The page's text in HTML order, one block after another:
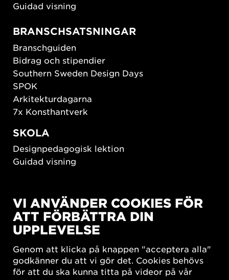
Guidad visning
BRANSCHSATSNINGAR
Branschguiden
Bidrag och stipendier
Southern Sweden Design Days
SPOK
Arkitekturdagarna
7x Konsthantverk
SKOLA
Designpedagogisk lektion
Guidad visning
New European Bauhaus
SUSTAINORDIC
Share Future Living
What Matter_s
VI ANVÄNDER COOKIES FÖR
ATT FÖRBÄTTRA DIN
UPPLEVELSE
Genom att klicka på knappen "acceptera alla"
godkänner du att vi gör det. Cookies behövs
för att du ska kunna titta på videor på vår